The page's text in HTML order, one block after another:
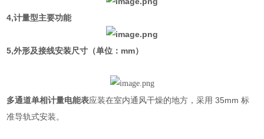
4,计量型主要功能
5,外形及接线安装尺寸（单位：mm）
多通道单相计量电能表应装在室内通风干燥的地方，采用 35mm 标
准导轨式安装。